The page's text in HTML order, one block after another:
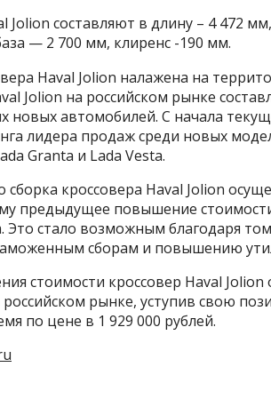
Jolion составляют в длину – 4 472
— 2 700 мм, клиренс -190 мм.
Haval Jolion налажена на
Jolion на российском рынке
новых автомобилей. С начала
лидера продаж среди новых
Granta и Lada Vesta.
кроссовера Haval Jolion
предыдущее повышение
Это стало возможным благодаря
сборам и повышению
стоимости кроссовер Haval
российском рынке, уступив свою
по цене в 1 929 000 рублей.